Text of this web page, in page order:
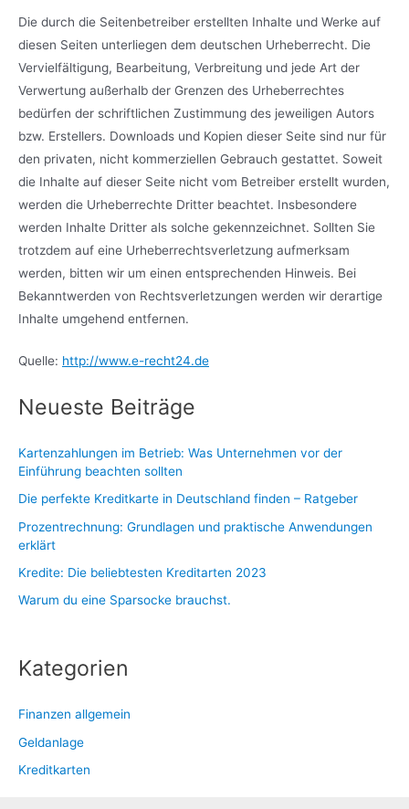
Die durch die Seitenbetreiber erstellten Inhalte und Werke auf
diesen Seiten unterliegen dem deutschen Urheberrecht. Die
Vervielfältigung, Bearbeitung, Verbreitung und jede Art der
Verwertung außerhalb der Grenzen des Urheberrechtes
bedürfen der schriftlichen Zustimmung des jeweiligen Autors
bzw. Erstellers. Downloads und Kopien dieser Seite sind nur für
den privaten, nicht kommerziellen Gebrauch gestattet. Soweit
die Inhalte auf dieser Seite nicht vom Betreiber erstellt wurden,
werden die Urheberrechte Dritter beachtet. Insbesondere
werden Inhalte Dritter als solche gekennzeichnet. Sollten Sie
trotzdem auf eine Urheberrechtsverletzung aufmerksam
werden, bitten wir um einen entsprechenden Hinweis. Bei
Bekanntwerden von Rechtsverletzungen werden wir derartige
Inhalte umgehend entfernen.
Quelle: http://www.e-recht24.de
Neueste Beiträge
Kartenzahlungen im Betrieb: Was Unternehmen vor der
Einführung beachten sollten
Die perfekte Kreditkarte in Deutschland finden – Ratgeber
Prozentrechnung: Grundlagen und praktische Anwendungen
erklärt
Kredite: Die beliebtesten Kreditarten 2023
Warum du eine Sparsocke brauchst.
Kategorien
Finanzen allgemein
Geldanlage
Kreditkarten